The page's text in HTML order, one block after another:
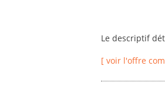
Le descriptif
[ voir l'offre